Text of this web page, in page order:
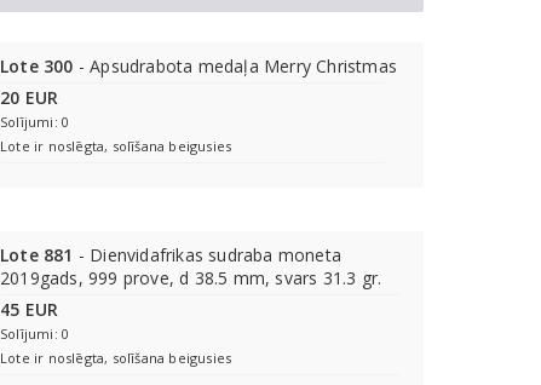
Lote 300 - Apsudrabota medaļa Merry Christmas
20 EUR
Solījumi: 0
Lote ir noslēgta, solīšana beigusies
Lote 881 - Dienvidafrikas sudraba moneta
2019gads, 999 prove, d 38.5 mm, svars 31.3 gr.
45 EUR
Solījumi: 0
Lote ir noslēgta, solīšana beigusies